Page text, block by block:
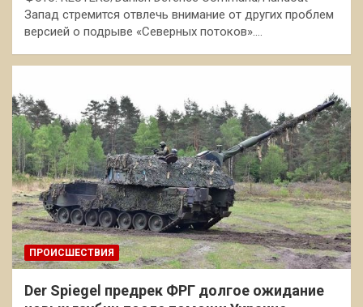
Запад стремится отвлечь внимание от других проблем
версией о подрыве «Северных потоков».…
ПРОИСШЕСТВИЯ
Der Spiegel предрек ФРГ долгое ожидание